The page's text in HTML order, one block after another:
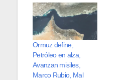
Ormuz define,
Petróleo en alza,
Avanzan misiles,
Marco Rubio, Mal